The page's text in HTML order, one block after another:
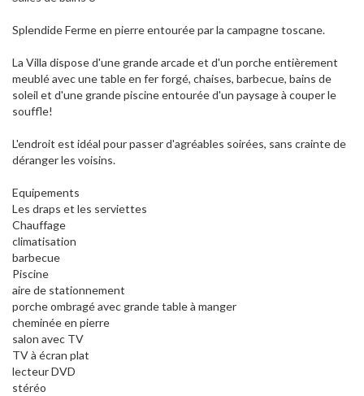
Splendide Ferme en pierre entourée par la campagne toscane.
La Villa dispose d'une grande arcade et d'un porche entièrement
meublé avec une table en fer forgé, chaises, barbecue, bains de
soleil et d'une grande piscine entourée d'un paysage à couper le
souffle!
L'endroit est idéal pour passer d'agréables soirées, sans crainte de
déranger les voisins.
Equipements
Les draps et les serviettes
Chauffage
climatisation
barbecue
Piscine
aire de stationnement
porche ombragé avec grande table à manger
cheminée en pierre
salon avec TV
TV à écran plat
lecteur DVD
stéréo